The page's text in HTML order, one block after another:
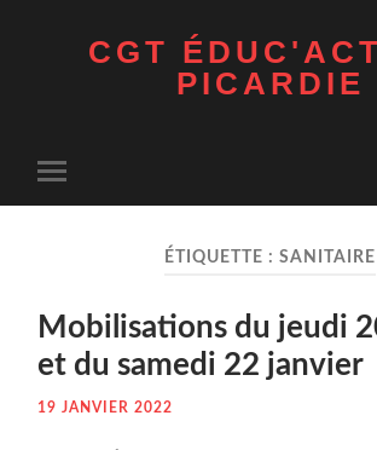
CGT
PICARDIE
mobile
ÉTIQUETTE :SANITAIRE
Mobi­li­sa­tions du jeu­di
et du same­di 22 janvier
19 JANVIER 2022